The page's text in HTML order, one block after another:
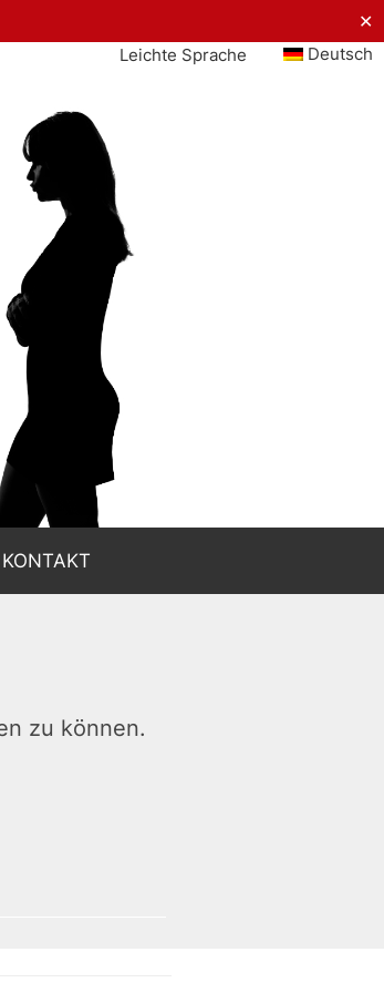
✕
Leichte Sprache
Deutsch
KONTAKT
zu können.